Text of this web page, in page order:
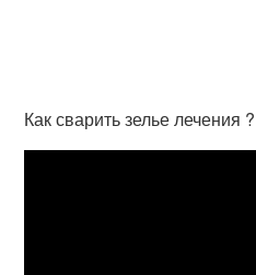
Как сварить зелье лечения ?